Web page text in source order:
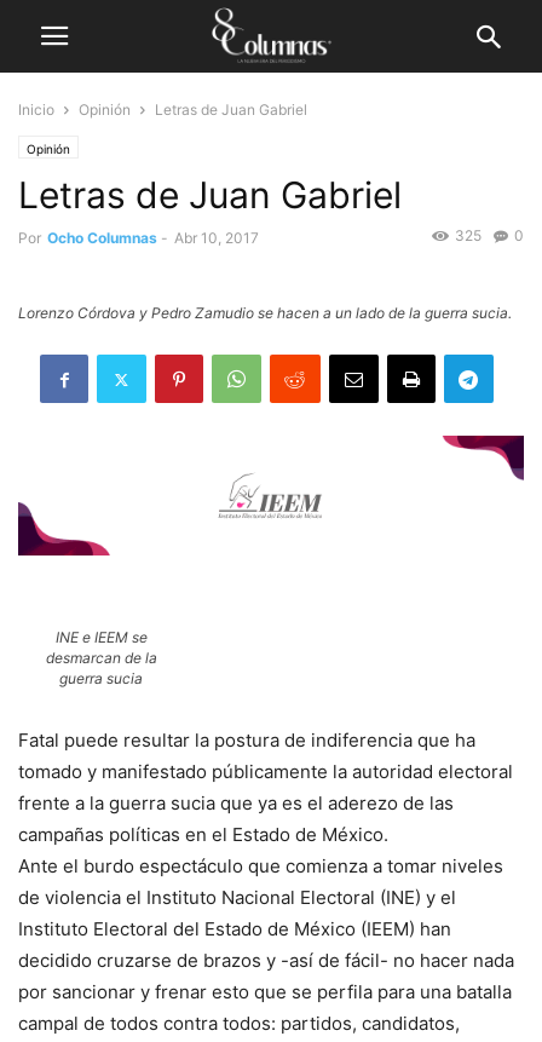
Inicio Opinión Letras de Juan Gabriel
Opinión
Letras de Juan Gabriel
Por Ocho Columnas - Abr 10, 2017 0
325
Lorenzo Córdova y Pedro Zamudio se hacen a un lado de la guerra sucia.
INE e IEEM se
desmarcan de la
guerra sucia
Fatal puede resultar la postura de indiferencia que ha
tomado y manifestado públicamente la autoridad electoral
frente a la guerra sucia que ya es el aderezo de las
campañas políticas en el Estado de México.
Ante el burdo espectáculo que comienza a tomar niveles
de violencia el Instituto Nacional Electoral (INE) y el
Instituto Electoral del Estado de México (IEEM) han
decidido cruzarse de brazos y -así de fácil- no hacer nada
por sancionar y frenar esto que se perfila para una batalla
campal de todos contra todos: partidos, candidatos,